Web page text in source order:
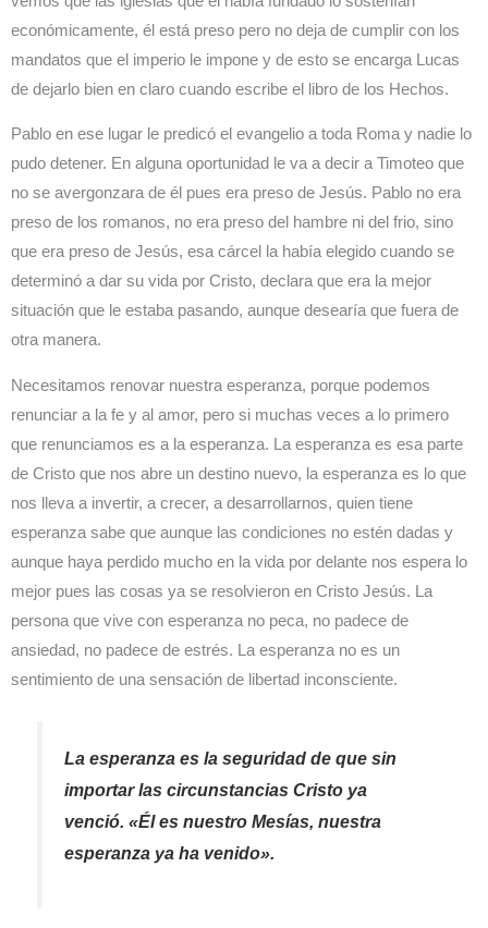
económicamente, él está preso pero no deja de cumplir con los
mandatos que el imperio le impone y de esto se encarga Lucas
de dejarlo bien en claro cuando escribe el libro de los Hechos.
Pablo en ese lugar le predicó el evangelio a toda Roma y nadie lo
pudo detener. En alguna oportunidad le va a decir a Timoteo que
no se avergonzara de él pues era preso de Jesús. Pablo no era
preso de los romanos, no era preso del hambre ni del frio, sino
que era preso de Jesús, esa cárcel la había elegido cuando se
determinó a dar su vida por Cristo, declara que era la mejor
situación que le estaba pasando, aunque desearía que fuera de
otra manera.
Necesitamos renovar nuestra esperanza, porque podemos
renunciar a la fe y al amor, pero si muchas veces a lo primero
que renunciamos es a la esperanza. La esperanza es esa parte
de Cristo que nos abre un destino nuevo, la esperanza es lo que
nos lleva a invertir, a crecer, a desarrollarnos, quien tiene
esperanza sabe que aunque las condiciones no estén dadas y
aunque haya perdido mucho en la vida por delante nos espera lo
mejor pues las cosas ya se resolvieron en Cristo Jesús. La
persona que vive con esperanza no peca, no padece de
ansiedad, no padece de estrés. La esperanza no es un
sentimiento de una sensación de libertad inconsciente.
La esperanza es la seguridad de que sin
importar las circunstancias Cristo ya
venció.«Él es nuestro Mesías, nuestra
esperanza ya ha venido».